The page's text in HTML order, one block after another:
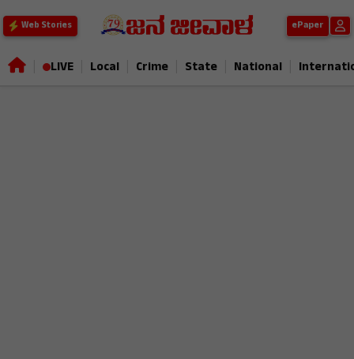
Web Stories ePaper
LIVE Local Crime State National